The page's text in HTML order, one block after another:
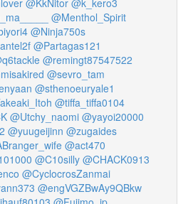
@KkNitor @k_kero3
@Menthol_Spirit
@Ninja750s
@Partagas121
@remingt87547522
@sevro_tam
@sthenoeuryale1
@tiffa_tiffa0104
@Utchy_naomi @yayoi20000
@yuugeijinn @zugaides
@act470
@C10silly @CHACK0913
@CyclocrosZanmai
@engVGZBwAy9QBkw